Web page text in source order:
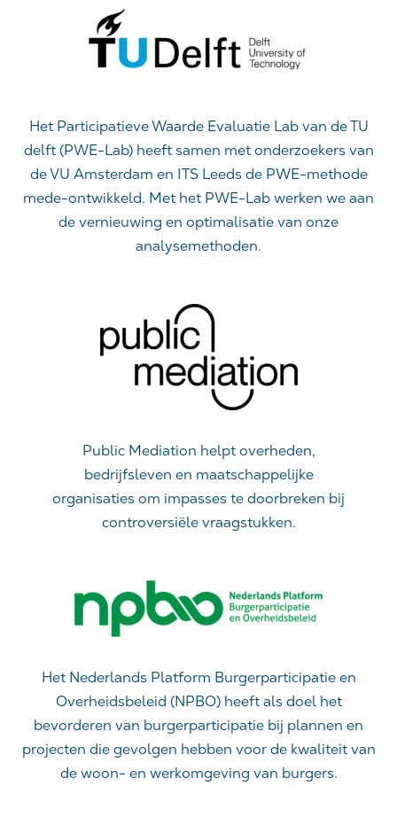
Het Participatieve Waarde Evaluatie Lab van de TU
delft (PWE-Lab) heeft samen met onderzoekers van
de VU Amsterdam en ITS Leeds de PWE-methode
mede-ontwikkeld. Met het PWE-Lab werken we aan
de vernieuwing en optimalisatie van onze
analysemethoden.
Public Mediation helpt overheden,
bedrijfsleven en maatschappelijke
organisaties om impasses te doorbreken bij
controversiële vraagstukken.
Het Nederlands Platform Burgerparticipatie en
Overheidsbeleid (NPBO) heeft als doel het
bevorderen van burgerparticipatie bij plannen en
projecten die gevolgen hebben voor de kwaliteit van
de woon- en werkomgeving van burgers.